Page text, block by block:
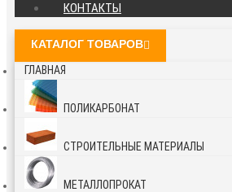
КОНТАКТЫ
КАТАЛОГ ТОВАРОВ
ГЛАВНАЯ
ПОЛИКАРБОНАТ
СТРОИТЕЛЬНЫЕ МАТЕРИАЛЫ
МЕТАЛЛОПРОКАТ